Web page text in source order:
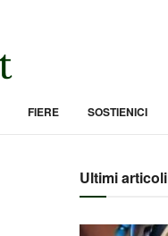
FIERE SOSTIENICI
Ultimi articoli